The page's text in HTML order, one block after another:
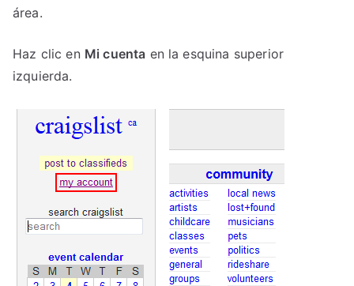
área.
Haz clic en Mi cuenta en la esquina superior
izquierda.